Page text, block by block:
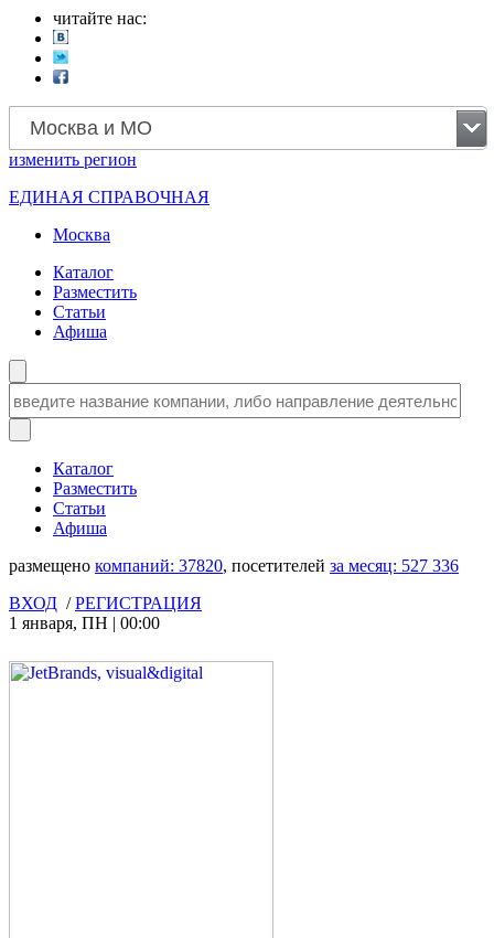
читайте нас:
Москва и МО
изменить регион
ЕДИНАЯ СПРАВОЧНАЯ
Москва
Каталог
Разместить
Статьи
Афиша
Каталог
Разместить
Статьи
Афиша
размещено компаний: 37820, посетителей за месяц: 527 336
ВХОД /РЕГИСТРАЦИЯ
1 января, ПН | 00:00